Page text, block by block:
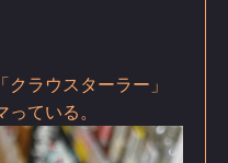
ラウスターラー」
ている。